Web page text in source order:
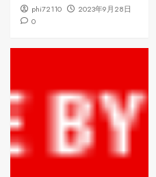
phi72110
2023年9月28日
0